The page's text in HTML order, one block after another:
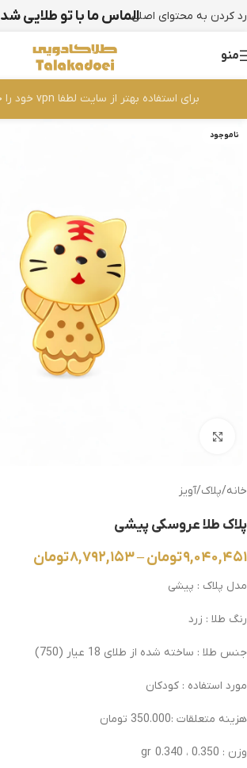
رد کردن به محتوای اصلیالماس ما با تو طلایی شد
منو
برای استفاده بهتر از سایت لطفا vpn خود را خاموش کنید.
ناموجود
خانه/پلاک/آویز
پلاک طلا عروسکی پیشی
۹,۰۴۰,۴۵۱تومان–۸,۷۹۲,۱۵۳تومان
مدل پلاک : پیشی
رنگ طلا : زرد
جنس طلا : ساخته شده از طلای 18 عیار (750)
مورد استفاده : کودکان
هزینه متعلقات :350.000 تومان
وزن : 0.350 ، 0.340 gr